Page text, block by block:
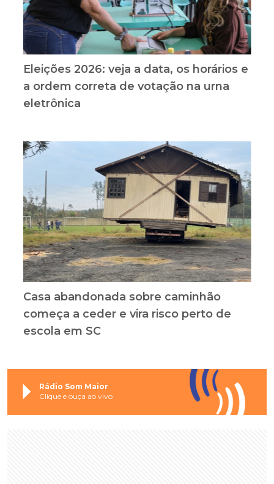
Eleições 2026: veja a data, os horários e
a ordem correta de votação na urna
eletrônica
Casa abandonada sobre caminhão
começa a ceder e vira risco perto de
escola em SC
Rádio Som Maior
Clique e ouça ao vivo